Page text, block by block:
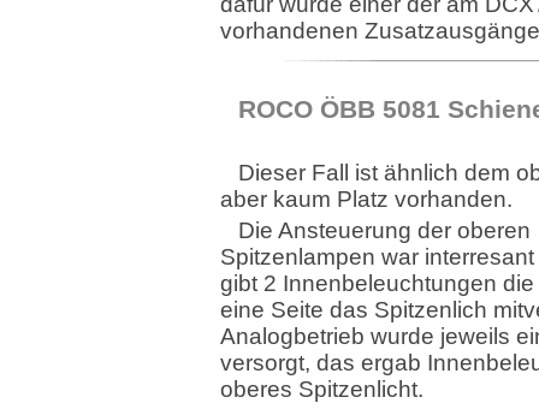
vorhandenen
ROCO ÖBB 5081
Dieser Fall ist ähnlich dem
aber kaum Platz vorhanden.
Die Ansteuerung der oberen
Spitzenlampen war
gibt 2 Innenbeleuchtungen
eine Seite das Spitzenlich
Analogbetrieb wurde jeweils
versorgt, das ergab
oberes Spitzenlicht.